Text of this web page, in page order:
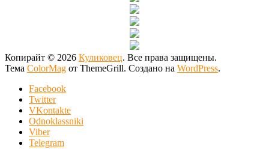
Копирайт © 2026 Куликовец. Все права защищены.
Тема ColorMag от ThemeGrill. Создано на WordPress.
Facebook
Twitter
VKontakte
Odnoklassniki
Viber
Telegram